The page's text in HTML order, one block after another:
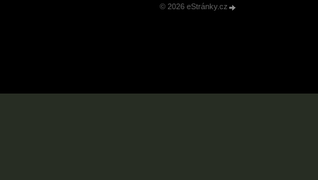
© 2026 eStránky.cz